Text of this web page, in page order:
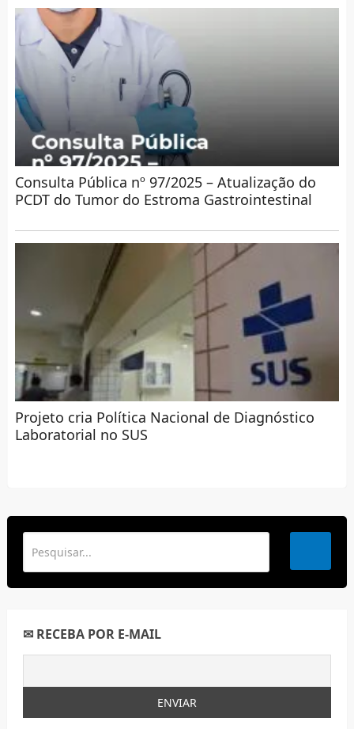
Consulta Pública nº 97/2025 – Atualização do
PCDT do Tumor do Estroma Gastrointestinal
Projeto cria Política Nacional de Diagnóstico
Laboratorial no SUS
✉ RECEBA POR E-MAIL